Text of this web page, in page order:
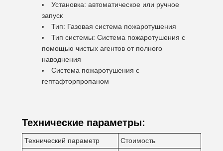
Установка: автоматическое или ручное
запуск
Тип: Газовая система пожаротушения
Тип системы: Система пожаротушения с
помощью чистых агентов от полного
наводнения
Система пожаротушения с
гептафторпропаном
Технические параметры:
Технический параметр Стоимость